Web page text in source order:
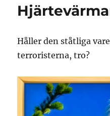
Håller den ståtliga
terroristerna, tro?